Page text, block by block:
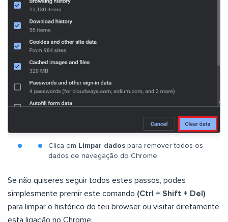
Clica em Limpar dados para remover todos os
dados de navegação do Chrome.
Se não quiseres seguir todos estes passos, podes
simplesmente premir este comando (Ctrl + Shift + Del)
para limpar o histórico do teu browser ou visitar diretamente
esta ligação no Chrome: